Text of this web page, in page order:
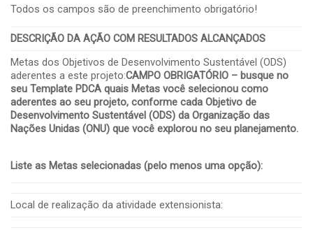
Todos os campos são de preenchimento obrigatório!
DESCRIÇÃO DA AÇÃO COM RESULTADOS ALCANÇADOS
Metas dos Objetivos de Desenvolvimento Sustentável (ODS)
aderentes a este projeto:CAMPO OBRIGATÓRIO – busque no
seu Template PDCA quais Metas você selecionou como
aderentes ao seu projeto, conforme cada Objetivo de
Desenvolvimento Sustentável (ODS) da Organização das
Nações Unidas (ONU) que você explorou no seu planejamento.
Liste as Metas selecionadas (pelo menos uma opção):
Local de realização da atividade extensionista: